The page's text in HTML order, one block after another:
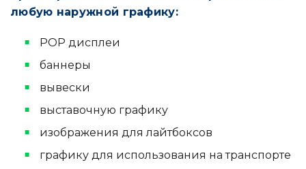
любую наружной графику:
POP дисплеи
баннеры
вывески
выставочную графику
изображения для лайтбоксов
графику для использования на транспорте